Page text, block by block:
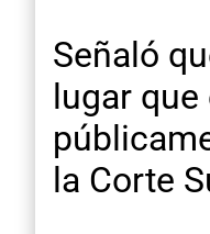
Señaló
lugar
la Corte